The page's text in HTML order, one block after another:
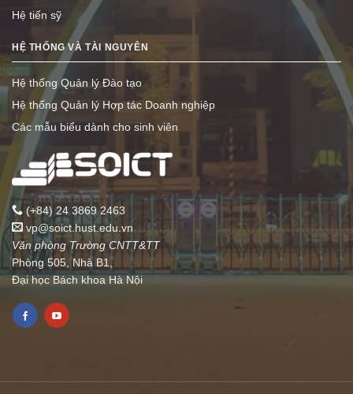
Hệ tiến sỹ
HỆ THỐNG VÀ TÀI NGUYÊN
Hệ thống Quản lý Đào tạo
Hệ thống Quản lý Hợp tác Doanh nghiệp
Các mẫu biểu dành cho sinh viên
(+84) 24 3869 2463
vp@soict.hust.edu.vn
Văn phòng Trường CNTT&TT
Phòng 505, Nhà B1,
Đại học Bách khoa Hà Nội